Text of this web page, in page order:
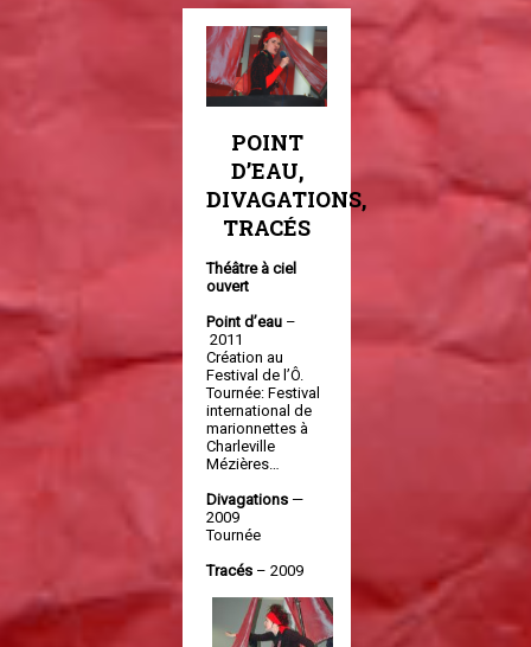
POINT
D’EAU,
DIVAGATIONS,
TRACÉS
Théâtre à ciel
ouvert
Point d’eau –
2011
Création au
Festival de l’Ô.
Tournée: Festival
international de
marionnettes à
Charleville
Mézières…
Divagations —
2009
Tournée
Tracés – 2009